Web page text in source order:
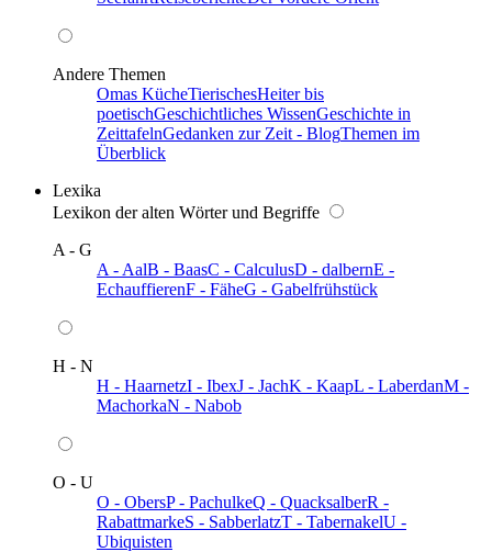
Andere Themen
Omas KücheTierischesHeiter bis
poetischGeschichtliches WissenGeschichte in
ZeittafelnGedanken zur Zeit - BlogThemen im
Überblick
Lexika
Lexikon der alten Wörter und Begriffe
A - G
A - AalB - BaasC - CalculusD - dalbernE -
EchauffierenF - FäheG - Gabelfrühstück
H - N
H - HaarnetzI - IbexJ - JachK - KaapL - LaberdanM -
MachorkaN - Nabob
O - U
O - ObersP - PachulkeQ - QuacksalberR -
RabattmarkeS - SabberlatzT - TabernakelU -
Ubiquisten